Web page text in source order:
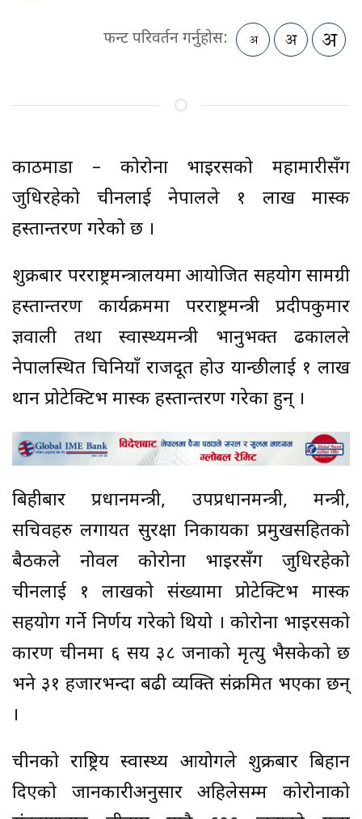
फन्ट परिवर्तन गर्नुहोस:
काठमाडौं – कोरोना भाइरसको महामारीसँग
जुधिरहेको चीनलाई नेपालले १ लाख मास्क
हस्तान्तरण गरेको छ ।
शुक्रबार परराष्ट्रमन्त्रालयमा आयोजित सहयोग सामग्री
हस्तान्तरण कार्यक्रममा परराष्ट्रमन्त्री प्रदीपकुमार
ज्ञवाली तथा स्वास्थ्यमन्त्री भानुभक्त ढकालले
नेपालस्थित चिनियाँ राजदूत होउ यान्छीलाई १ लाख
थान प्रोटेक्टिभ मास्क हस्तान्तरण गरेका हुन् ।
बिहीबार प्रधानमन्त्री, उपप्रधानमन्त्री, मन्त्री,
सचिवहरु लगायत सुरक्षा निकायका प्रमुखसहितको
बैठकले नोवल कोरोना भाइरसँग जुधिरहेको
चीनलाई १ लाखको संख्यामा प्रोटेक्टिभ मास्क
सहयोग गर्ने निर्णय गरेको थियो । कोरोना भाइरसको
कारण चीनमा ६ सय ३८ जनाको मृत्यु भैसकेको छ
भने ३१ हजारभन्दा बढी व्यक्ति संक्रमित भएका छन्
।
चीनको राष्ट्रिय स्वास्थ्य आयोगले शुक्रबार बिहान
दिएको जानकारीअनुसार अहिलेसम्म कोरोनाको